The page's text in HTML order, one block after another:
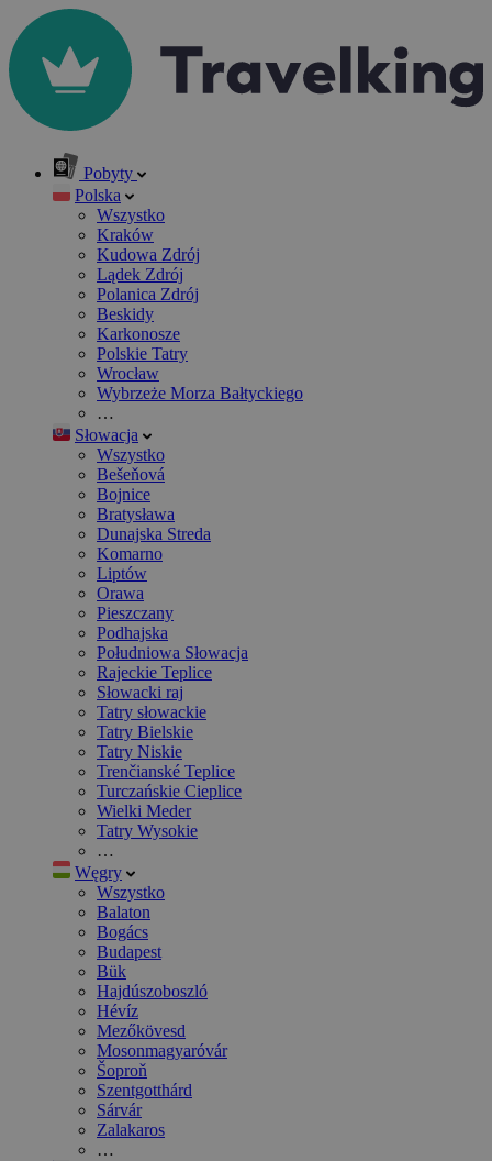
Pobyty
Polska
Wszystko
Kraków
Kudowa Zdrój
Lądek Zdrój
Polanica Zdrój
Beskidy
Karkonosze
Polskie Tatry
Wrocław
Wybrzeże Morza Bałtyckiego
…
Słowacja
Wszystko
Bešeňová
Bojnice
Bratysława
Dunajska Streda
Komarno
Liptów
Orawa
Pieszczany
Podhajska
Południowa Słowacja
Rajeckie Teplice
Słowacki raj
Tatry słowackie
Tatry Bielskie
Tatry Niskie
Trenčianské Teplice
Turczańskie Cieplice
Wielki Meder
Tatry Wysokie
…
Węgry
Wszystko
Balaton
Bogács
Budapest
Bük
Hajdúszoboszló
Hévíz
Mezőkövesd
Mosonmagyaróvár
Šoproň
Szentgotthárd
Sárvár
Zalakaros
…